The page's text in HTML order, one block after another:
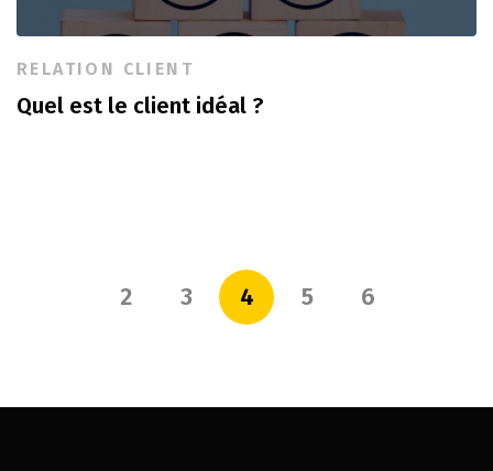
RELATION CLIENT
Quel est le client idéal ?
2 3 4 5 6